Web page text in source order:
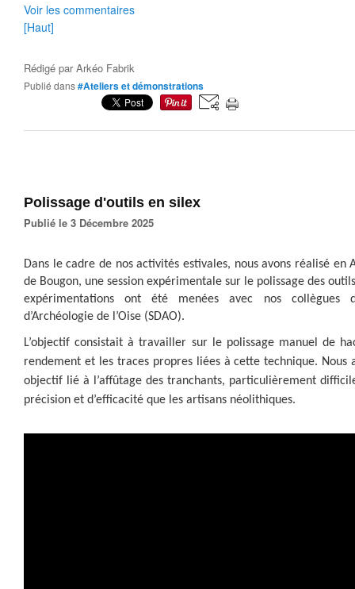
Voir les commentaires
[Haut]
Rédigé parArkéo Fabrik
Publié dans#Ateliers et démonstrations
Polissage d'outils en silex
Publié le 3 Décembre 2025
Dans le cadre de nos activités estivales, nous avons réalisé en
de Bougon, une session expérimentale sur le polissage des
expérimentations ont été menées avec nos collègues
d’Archéologie de l’Oise (SDAO).
L’objectif consistait à travailler sur le polissage manuel de
rendement et les traces propres liées à cette technique. Nous
objectif lié à l’affûtage des tranchants, particulièrement
précision et d’efficacité que les artisans néolithiques.